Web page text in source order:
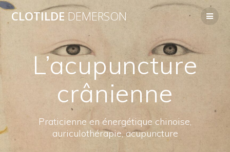
CLOTILDE DEMERSON
L’acupuncture
crânienne
Praticienne en énergétique chinoise,
auriculothérapie, acupuncture